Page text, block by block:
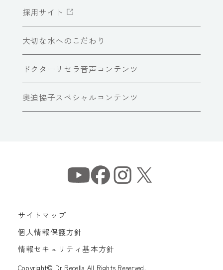
採用サイト
大切な水へのこだわり
ドクターリセラ音声コンテンツ
奥迫協子スペシャルコンテンツ
サイトマップ
個人情報保護方針
情報セキュリティ基本方針
Copyright© Dr Recella All Rights Reserved.